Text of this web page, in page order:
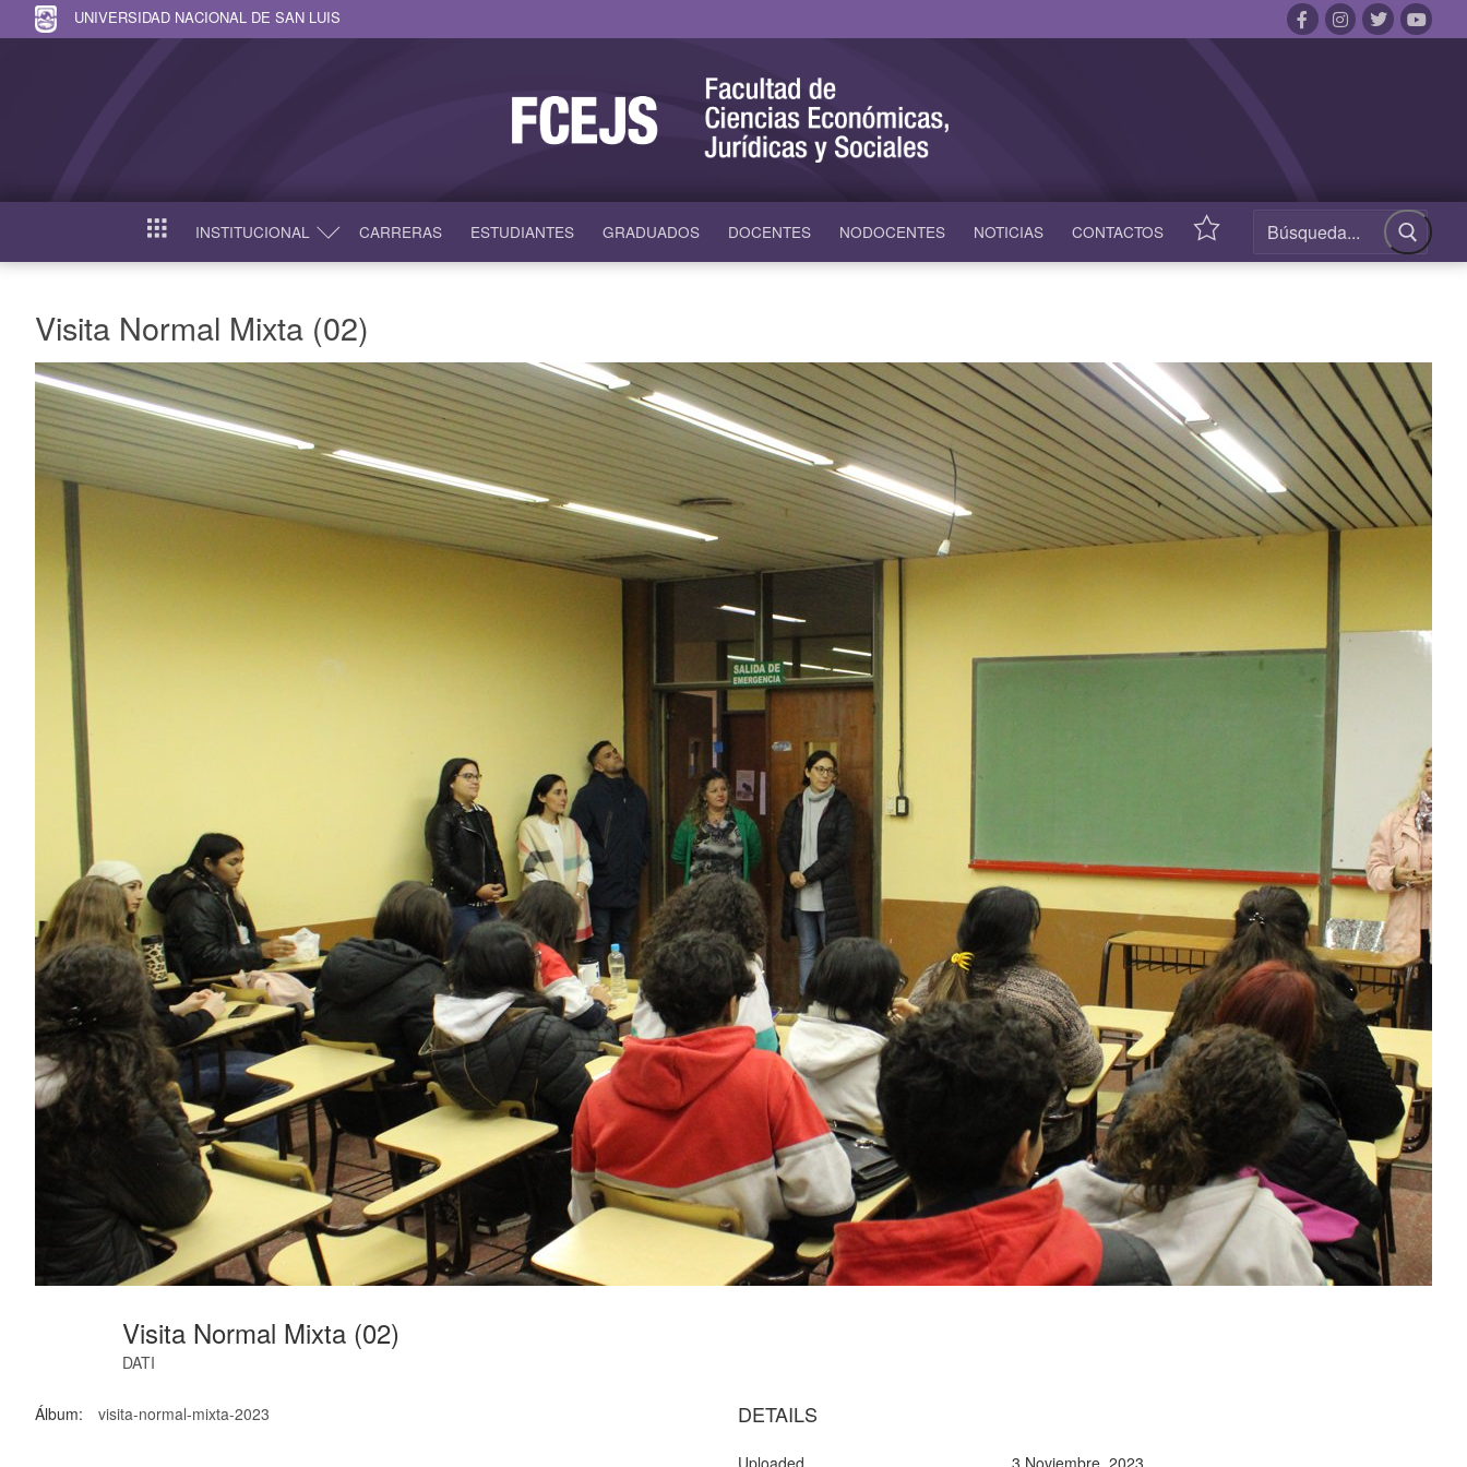
UNIVERSIDAD NACIONAL DE SAN LUIS
INICIO INSTITUCIONAL CARRERAS ESTUDIANTES GRADUADOS DOCENTES NODOCENTES NOTICIAS CONTACTOS ACCESOS
Visita Normal Mixta (02)
Visita Normal Mixta (02)
DATI
Álbum: visita-normal-mixta-2023 DETAILS